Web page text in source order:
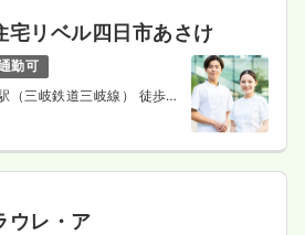
宅リベル四日市あさけ
勤可
（三岐鉄道三岐線） 徒歩12
ウレ・ア